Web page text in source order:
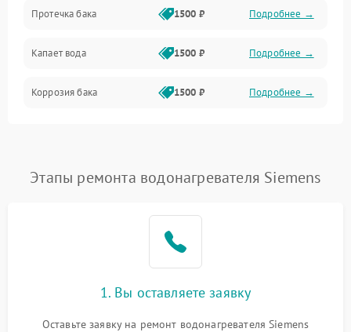
Механика
Протечка бака 1500 ₽ Подробнее →
Капает вода 1500 ₽ Подробнее →
Коррозия бака 1500 ₽ Подробнее →
Этапы ремонта водонагревателя Siemens
1. Вы оставляете заявку
Оставьте заявку на ремонт водонагревателя Siemens